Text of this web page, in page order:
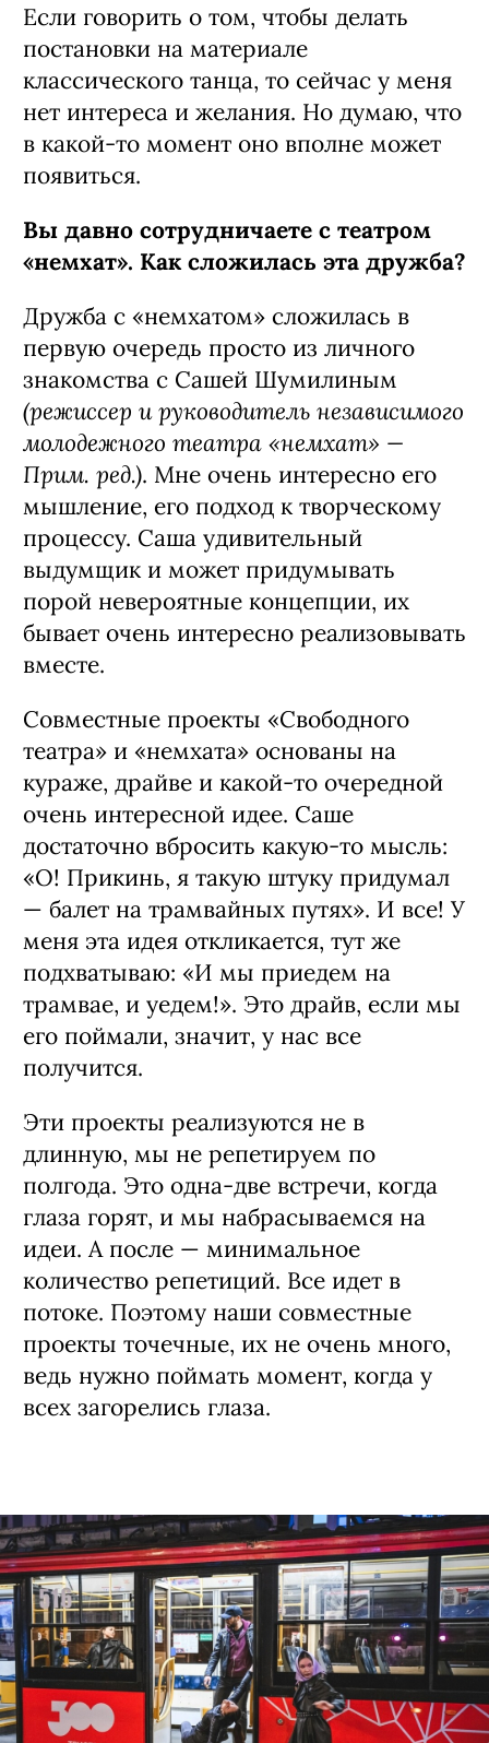
Если говорить о том, чтобы делать
постановки на материале
классического танца, то сейчас у меня
нет интереса и желания. Но думаю, что
в какой-то момент оно вполне может
появиться.
Вы давно сотрудничаете с театром
«немхат». Как сложилась эта дружба?
Дружба с «немхатом» сложилась в
первую очередь просто из личного
знакомства с Сашей Шумилиным
(режиссер и руководитель независимого
молодежного театра «немхат» —
Прим. ред.). Мне очень интересно его
мышление, его подход к творческому
процессу. Саша удивительный
выдумщик и может придумывать
порой невероятные концепции, их
бывает очень интересно реализовывать
вместе.
Совместные проекты «Свободного
театра» и «немхата» основаны на
кураже, драйве и какой-то очередной
очень интересной идее. Саше
достаточно вбросить какую-то мысль:
«О! Прикинь, я такую штуку придумал
— балет на трамвайных путях». И все! У
меня эта идея откликается, тут же
подхватываю: «И мы приедем на
трамвае, и уедем!». Это драйв, если мы
его поймали, значит, у нас все
получится.
Эти проекты реализуются не в
длинную, мы не репетируем по
полгода. Это одна-две встречи, когда
глаза горят, и мы набрасываемся на
идеи. А после — минимальное
количество репетиций. Все идет в
потоке. Поэтому наши совместные
проекты точечные, их не очень много,
ведь нужно поймать момент, когда у
всех загорелись глаза.